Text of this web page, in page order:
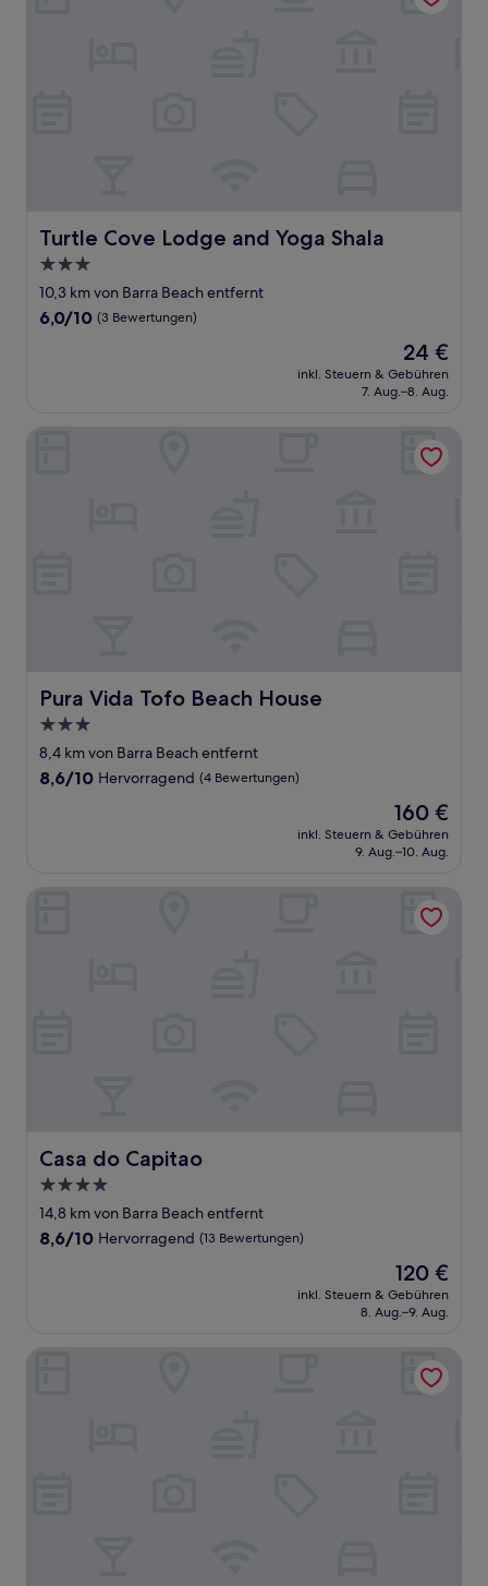
Turtle Cove Lodge and Yoga Shala
Turtle Cove Lodge and Yoga Shala
3.0-
Sterne-
Unterkunft
10,3 km von Barra Beach entfernt
6.0
6,0/10 (3 Bewertungen)
Der
Preis
beträgt
24 €
inkl. Steuern & Gebühren
7. Aug.–8. Aug.
Pura Vida Tofo Beach House
Pura Vida Tofo Beach House
3.0-
Sterne-
Unterkunft
8,4 km von Barra Beach entfernt
8.6
8,6/10 Hervorragend (4 Bewertungen)
Der
Preis
beträgt
160 €
inkl. Steuern & Gebühren
9. Aug.–10. Aug.
Casa do Capitao
Casa do Capitao
4.0-
Sterne-
Unterkunft
14,8 km von Barra Beach entfernt
8.6
8,6/10 Hervorragend (13 Bewertungen)
Der
Preis
beträgt
120 €
inkl. Steuern & Gebühren
8. Aug.–9. Aug.